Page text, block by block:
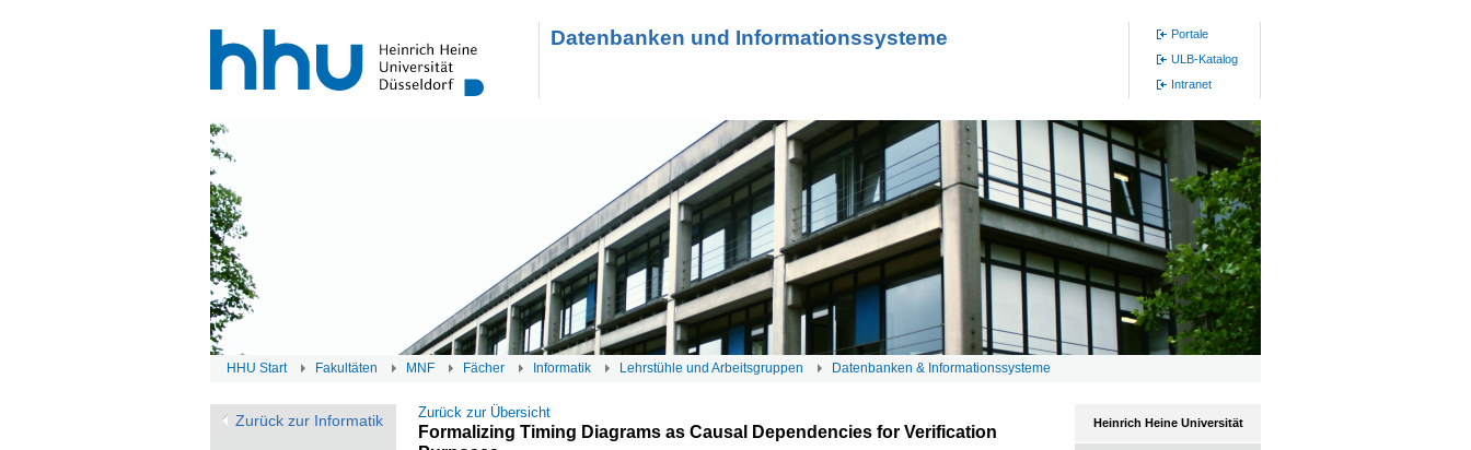
Datenbanken und Informationssysteme
Portale
ULB-Katalog
Intranet
HHU Start Fakultäten MNF Fächer Informatik Lehrstühle und Arbeitsgruppen Datenbanken & Informationssysteme
Zurück zur Informatik Zurück zur Übersicht
Formalizing Timing Diagrams as Causal Dependencies for Verification
Heinrich Heine Universität